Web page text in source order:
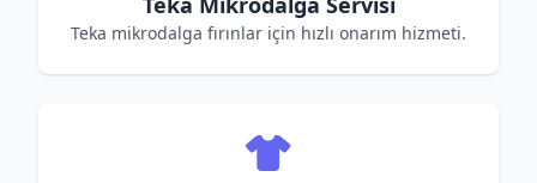
Teka mikrodalga fırınlar için hızlı onarım hizmeti.